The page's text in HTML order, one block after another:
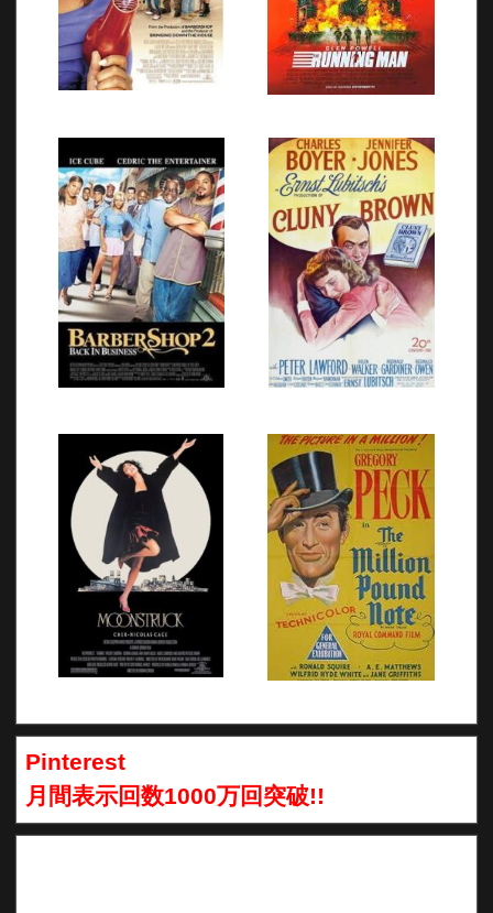
Pinterest
月間表示回数1000万回突破!!